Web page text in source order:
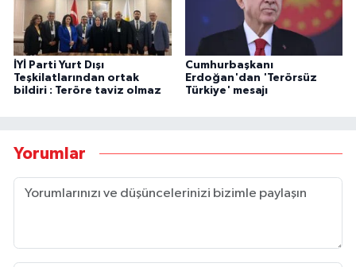
İYİ Parti Yurt Dışı
Teşkilatlarından ortak
bildiri : Teröre taviz olmaz
Cumhurbaşkanı
Erdoğan'dan 'Terörsüz
Türkiye' mesajı
Yorumlar